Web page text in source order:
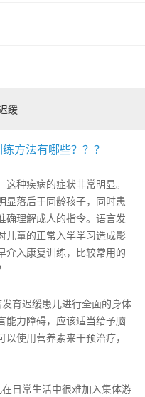
缓
方法有哪些？？？
种疾病的症状非常明显。
显落后于同龄孩子，同时患
确理解成人的指令。语言发
儿童的正常入学学习造成影
介入康复训练，比较常用的
育迟缓患儿进行全面的身体
能力障碍，应该适当给予脑
使用营养素来干预治疗，
日常生活中很难加入集体游